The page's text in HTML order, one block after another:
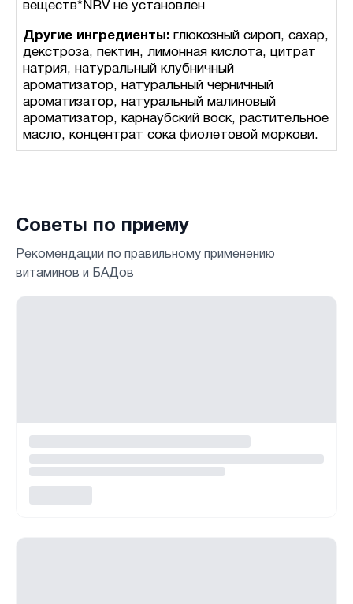
веществ*NRV не установлен
Другие ингредиенты: глюкозный сироп, сахар,
декстроза, пектин, лимонная кислота, цитрат
натрия, натуральный клубничный
ароматизатор, натуральный черничный
ароматизатор, натуральный малиновый
ароматизатор, карнаубский воск, растительное
масло, концентрат сока фиолетовой моркови.
Советы по приему
Рекомендации по правильному применению
витаминов и БАДов